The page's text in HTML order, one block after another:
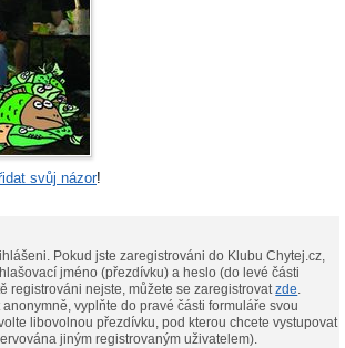
svůj názor!
Pokud jste zaregistrováni do Klubu Chytej.cz,
jméno (přezdívku) a heslo (do levé části
ještě registrováni nejste, můžete se zaregistrovatzde
vyplňte do pravé části formuláře svou
libovolnou přezdívku, pod kterou chcete vystupovat
jiným registrovaným uživatelem).